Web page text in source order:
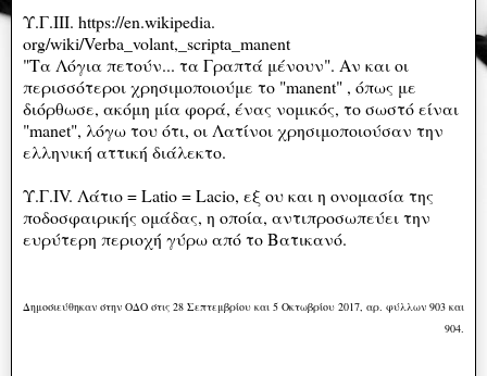
Υ.Γ.ΙΙΙ. https://en.wikipedia.
org/wiki/Verba_volant,_scripta_manent
"Τα Λόγια πετούν... τα Γραπτά μένουν". Αν και οι
περισσότεροι χρησιμοποιούμε το "manent" , όπως με
διόρθωσε, ακόμη μία φορά, ένας νομικός, το σωστό είναι
"manet", λόγω του ότι, οι Λατίνοι χρησιμοποιούσαν την
ελληνική αττική διάλεκτο.
Υ.Γ.IV. Λάτιο = Latio = Lacio, εξ ου και η ονομασία της
ποδοσφαιρικής ομάδας, η οποία, αντιπροσωπεύει την
ευρύτερη περιοχή γύρω από το Βατικανό.
Δημοσιεύθηκαν στην ΟΔΟ στις 28 Σεπτεμβρίου και 5 Οκτωβρίου 2017, αρ. φύλλων 903 και
904.